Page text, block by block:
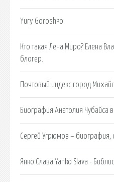
Yury Goroshko.
Кто такая Лена Миро? Елена
блогер.
Почтовый индекс город
Биография Анатолия Чубайса
Сергей Угрюмов – биография,
Янко Слава Yanko Slava -